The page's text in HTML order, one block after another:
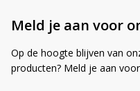
Meld je aan voor
Op de hoogte blijven van
producten? Meld je aan